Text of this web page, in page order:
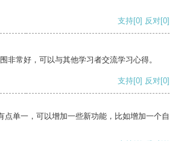
支持[0] 反对[0]
非常好，可以与其他学习者交流学习心得。
支持[0] 反对[0]
点单一，可以增加一些新功能，比如增加一个自